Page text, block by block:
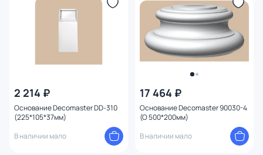
2 214 ₽
Основание Decomaster DD-310
(225*105*37мм)
В наличии мало
17 464 ₽
Основание Decomaster 90030-4
(O 500*200мм)
В наличии мало